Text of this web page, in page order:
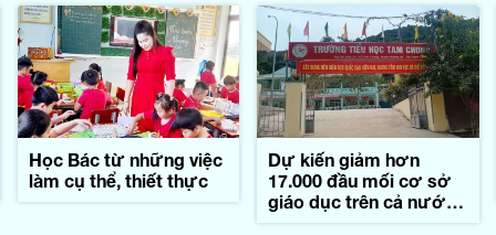
Học Bác từ những việc
làm cụ thể, thiết thực
Dự kiến giảm hơn
17.000 đầu mối cơ sở
giáo dục trên cả nước,